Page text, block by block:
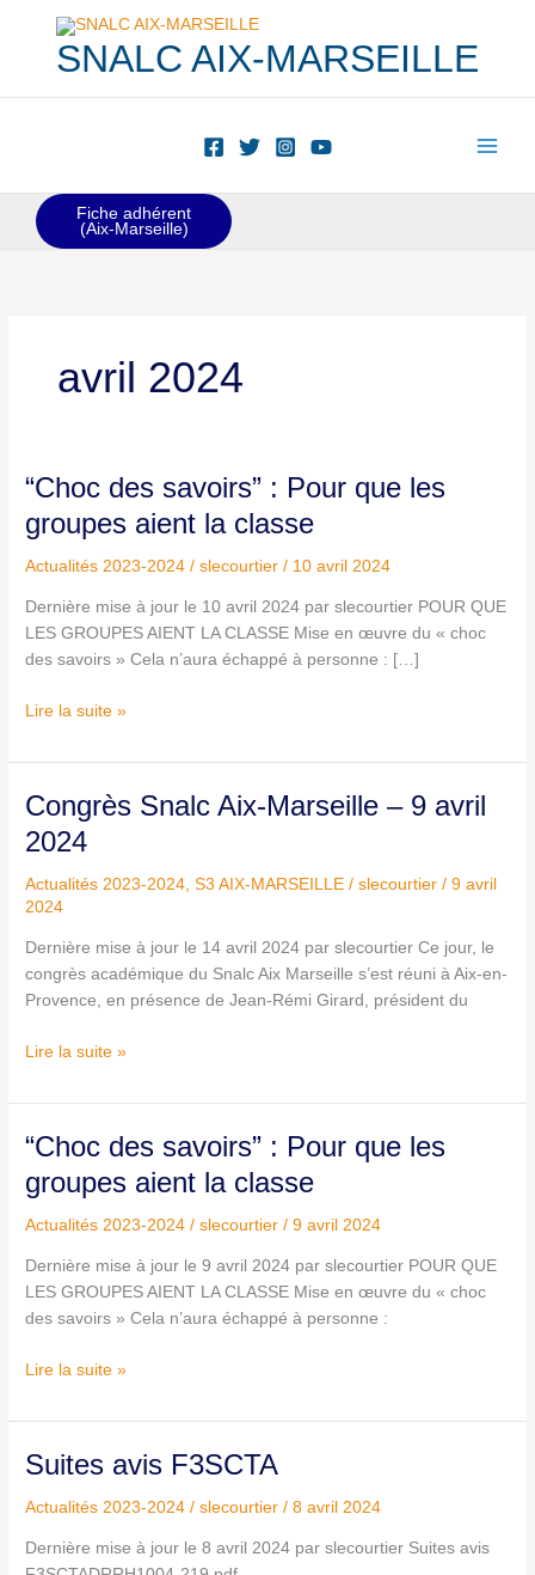
contenuSNALC AIX-MARSEILLE
Fiche adhérent
(Aix-Marseille)
avril 2024
“Choc des savoirs” : Pour que les
groupes aient la classe
Actualités 2023-2024 /slecourtier/ 10 avril 2024
Dernière mise à jour le 10 avril 2024 par slecourtier POUR QUE
LES GROUPES AIENT LA CLASSE Mise en œuvre du « choc
des savoirs » Cela n’aura échappé à personne : […]
“Choc
savoirs”
:
que
les
groupes
la
Lire la suite »
Congrès Snalc Aix-Marseille – 9 avril
2024
Actualités 2023-2024,S3 AIX-MARSEILLE /slecourtier/9 avril
2024
Dernière mise à jour le 14 avril 2024 par slecourtier Ce jour, le
congrès académique du Snalc Aix Marseille s’est réuni à Aix-en-
Provence, en présence de Jean-Rémi Girard, président du
Congrès
Aix-
Marseille
–
avril
2024
Lire la suite »
“Choc des savoirs” : Pour que les
groupes aient la classe
Actualités 2023-2024 /slecourtier/9 avril 2024
Dernière mise à jour le 9 avril 2024 par slecourtier POUR QUE
LES GROUPES AIENT LA CLASSE Mise en œuvre du « choc
des savoirs » Cela n’aura échappé à personne :
“Choc
savoirs”
:
que
les
groupes
la
Lire la suite »
Suites avis F3SCTA
Actualités 2023-2024 /slecourtier/8 avril 2024
Dernière mise à jour le 8 avril 2024 par slecourtier Suites avis
Suites
F3SCTA